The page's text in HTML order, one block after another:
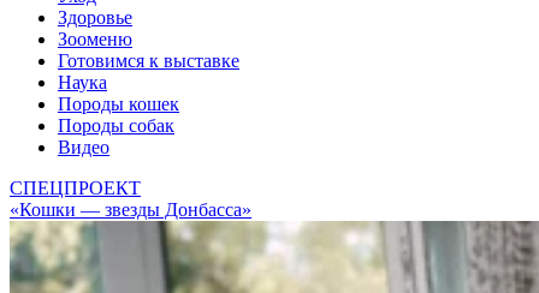
Здоровье
Зооменю
Готовимся к выставке
Наука
Породы кошек
Породы собак
Видео
СПЕЦПРОЕКТ
«Кошки — звезды Донбасса»